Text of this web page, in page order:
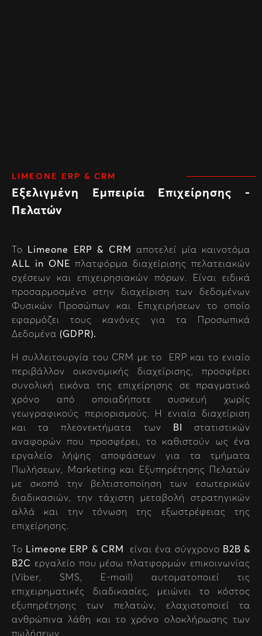
LIMEONE ERP & CRM
Εξελιγμένη Εμπειρία Επιχείρησης -
Πελατών
Το Limeone ERP & CRM αποτελεί μία καινοτόμα
ALL in ONE πλατφόρμα διαχείρισης πελατειακών
σχέσεων και επιχειρησιακών πόρων. Είναι ειδικά
προσαρμοσμένο στην διαχείριση των δεδομένων
Φυσικών Προσώπων και Επιχειρήσεων το οποίο
εφαρμόζει τους κανόνες για τα Προσωπικά
Δεδομένα (GDPR).
Η συλλειτουργία του CRM με το ERP και το ενιαίο
περιβάλλον οικονομικής διαχείρισης, προσφέρει
συνολική εικόνα της επιχείρησης σε πραγματικό
χρόνο από οποιαδήποτε συσκευή χωρίς
γεωγραφικούς περιορισμούς. Η ενιαία διαχείριση
και τα πλεονεκτήματα των BI στατιστικών
αναφορών που προσφέρει, το καθιστούν ως ένα
εργαλείο λήψης αποφάσεων για τα τμήματα
Πωλήσεων, Marketing και Εξυπηρέτησης Πελατών
με σκοπό την βελτιστοποίηση των εσωτερικών
διαδικασιών, την τάχιστη μεταβολή στρατηγικών
αλλά και την τόνωση της εξωστρέφειας της
επιχείρησης.
Το Limeone ERP & CRM είναι ένα σύγχρονο B2B &
B2C εργαλείο που μέσω πλατφορμών επικοινωνίας
(Viber, SMS, E-mail) αυτοματοποιεί τις
επιχειρηματικές διαδικασίες, μειώνει το κόστος
εξυπηρέτησης των πελατών, ελαχιστοποιεί τα
ανθρώπινα λάθη και το χρόνο ολοκλήρωσης των
πωλήσεων.